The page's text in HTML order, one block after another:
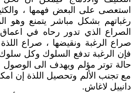
استعصى على البعض فهمها ،
رغباتهم بشكل مباشر يتمنع وهو
الصراع الذي تدور رحاه في
صراع الرغبة ونقيضها ، صراع اللذة
فإن الرغبة تدفع السلوك وكل
حالة توتر مؤلم ويهدف الى الوصول
مع تجنب الألم وتحصيل اللذة إن
دانييل لاغاش.